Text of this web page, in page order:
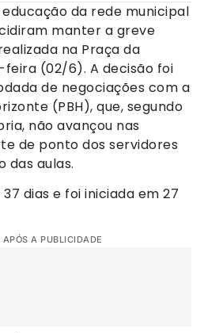
da rede municipal
manter a greve
na Praça da
(02/6). A decisão foi
de negociações com a
(PBH), que, segundo
não avançou nas
de ponto dos servidores
das aulas.
dias e foi iniciada em 27
A PUBLICIDADE